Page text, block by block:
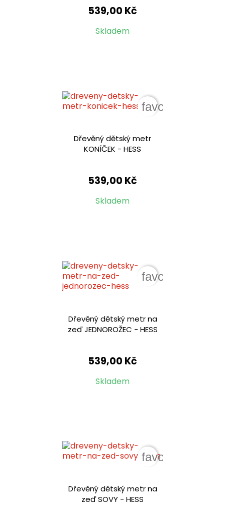
539,00 Kč
Skladem
Dřevěný dětský metr
KONÍČEK - HESS
539,00 Kč
Skladem
favorite_border
Dřevěný dětský metr na
zeď JEDNOROŽEC - HESS
539,00 Kč
Skladem
favorite_border
Dřevěný dětský metr na
zeď SOVY - HESS
favorite_border